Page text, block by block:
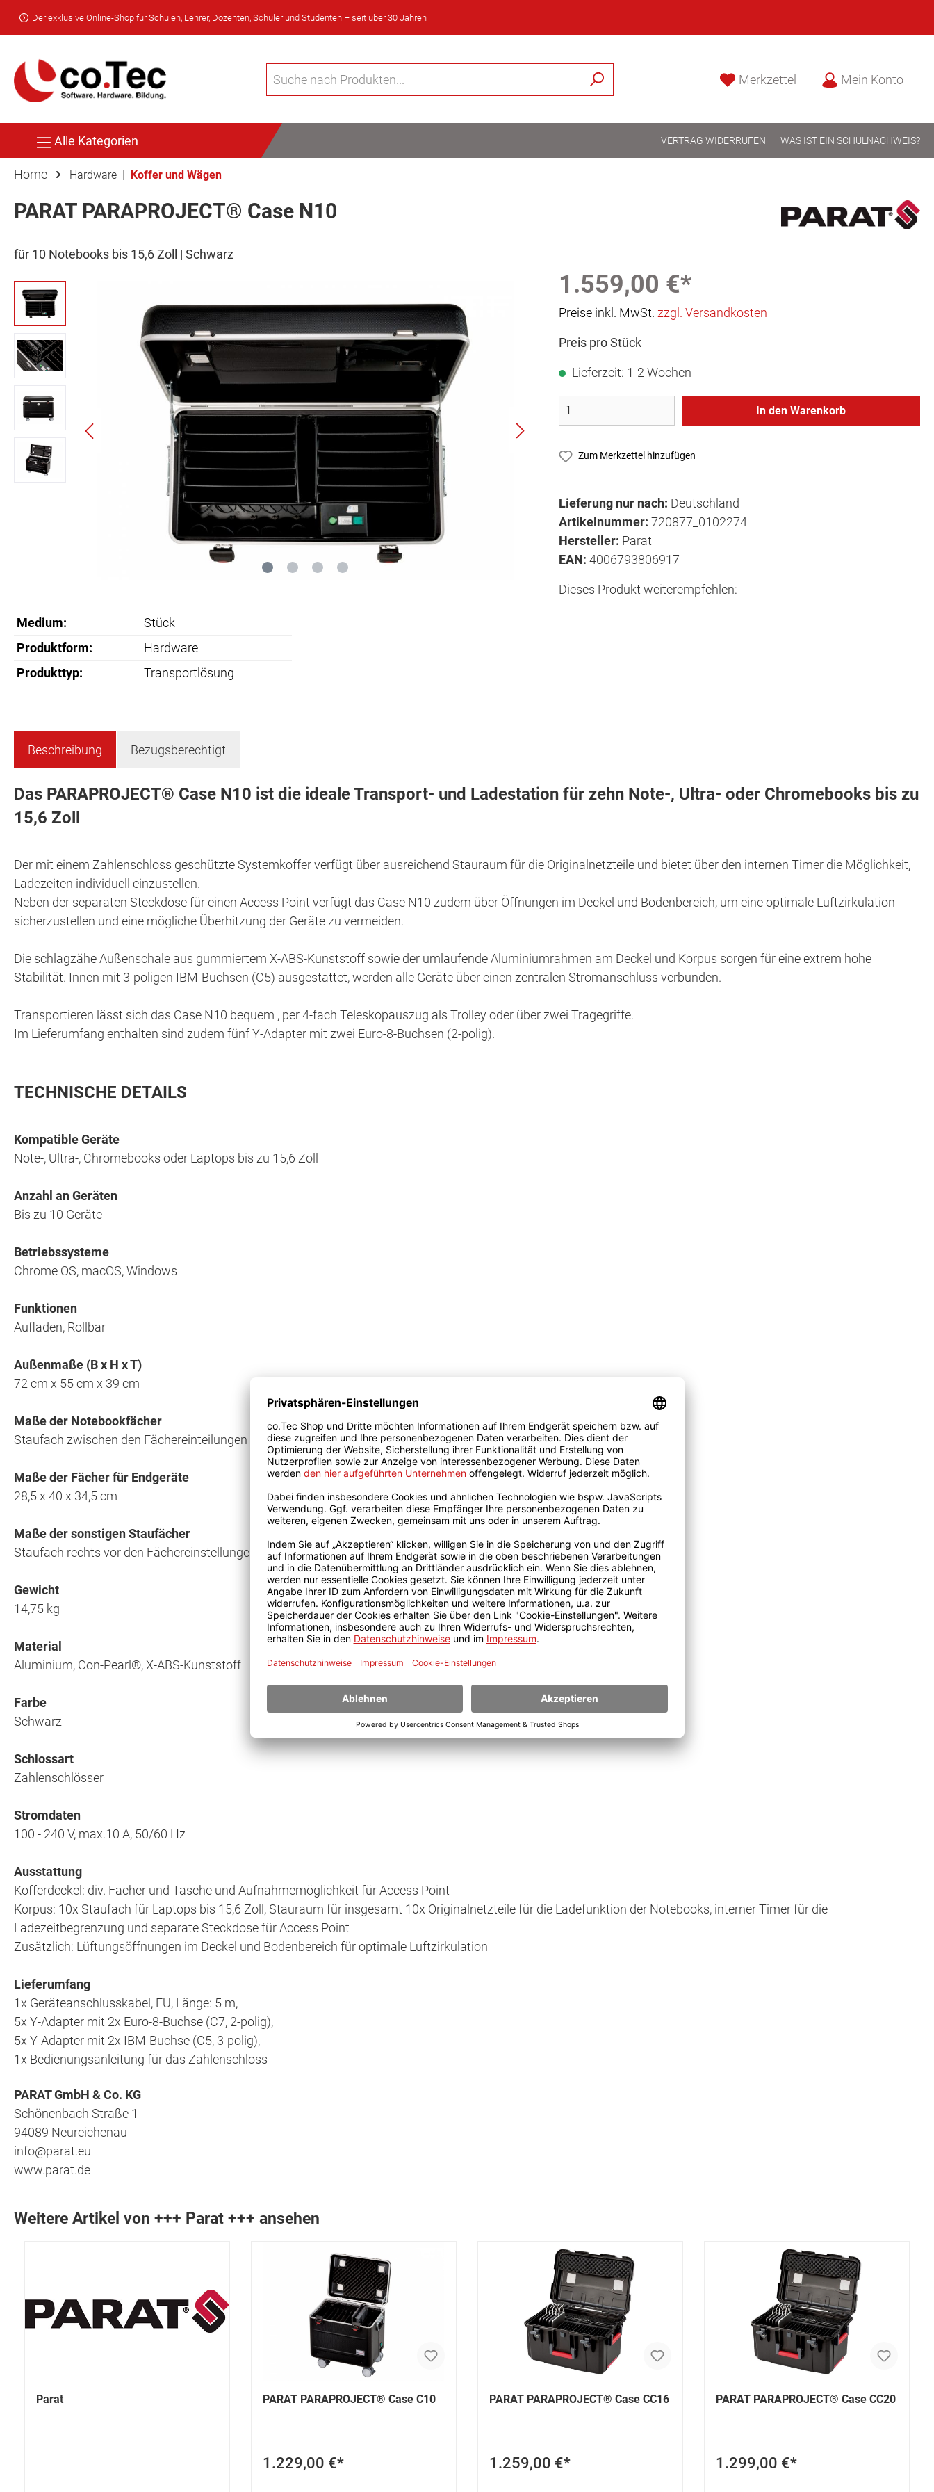
Der exklusive Online-Shop für Schulen, Lehrer, Dozenten, Schüler und Studenten – seit über 30 Jahren
Merkzettel Mein Konto
Alle Kategorien VERTRAG WIDERRUFEN WAS IST EIN SCHULNACHWEIS?
Home Hardware | Koffer und Wägen
PARAT PARAPROJECT® Case N10
für 10 Notebooks bis 15,6 Zoll | Schwarz
Medium:
Stück
Produktform:
Hardware
Produkttyp:
Transportlösung
1.559,00 €*
Preise inkl. MwSt. zzgl. Versandkosten
Preis pro Stück
Lieferzeit: 1-2 Wochen
In den Warenkorb
Zum Merkzettel hinzufügen
Lieferung nur nach: Deutschland
Artikelnummer: 720877_0102274
Hersteller: Parat
EAN: 4006793806917
Dieses Produkt weiterempfehlen:
Beschreibung Bezugsberechtigt
Das PARAPROJECT® Case N10 ist die ideale Transport- und Ladestation für zehn Note-, Ultra- oder Chromebooks bis zu
15,6 Zoll
Der mit einem Zahlenschloss geschützte Systemkoffer verfügt über ausreichend Stauraum für die Originalnetzteile und bietet über den internen Timer die Möglichkeit,
Ladezeiten individuell einzustellen.
Neben der separaten Steckdose für einen Access Point verfügt das Case N10 zudem über Öffnungen im Deckel und Bodenbereich, um eine optimale Luftzirkulation
sicherzustellen und eine mögliche Überhitzung der Geräte zu vermeiden.
Die schlagzähe Außenschale aus gummiertem X-ABS-Kunststoff sowie der umlaufende Aluminiumrahmen am Deckel und Korpus sorgen für eine extrem hohe
Stabilität. Innen mit 3-poligen IBM-Buchsen (C5) ausgestattet, werden alle Geräte über einen zentralen Stromanschluss verbunden.
Transportieren lässt sich das Case N10 bequem , per 4-fach Teleskopauszug als Trolley oder über zwei Tragegriffe.
Im Lieferumfang enthalten sind zudem fünf Y-Adapter mit zwei Euro-8-Buchsen (2-polig).
TECHNISCHE DETAILS
Kompatible Geräte
Note-, Ultra-, Chromebooks oder Laptops bis zu 15,6 Zoll
Anzahl an Geräten
Bis zu 10 Geräte
Betriebssysteme
Chrome OS, macOS, Windows
Funktionen
Aufladen, Rollbar
Außenmaße (B x H x T)
72 cm x 55 cm x 39 cm
Maße der Notebookfächer
Staufach zwischen den Fächereinteilungen für Notebooks (4,5 x 22 x 26 cm)
Maße der Fächer für Endgeräte
28,5 x 40 x 34,5 cm
Maße der sonstigen Staufächer
Staufach rechts vor den Fächereinstellungen (17 x 80 x 34,5 cm)
Gewicht
14,75 kg
Material
Aluminium, Con-Pearl®, X-ABS-Kunststoff
Farbe
Schwarz
Schlossart
Zahlenschlösser
Stromdaten
100 - 240 V, max.10 A, 50/60 Hz
Ausstattung
Kofferdeckel: div. Facher und Tasche und Aufnahmemöglichkeit für Access Point
Korpus: 10x Staufach für Laptops bis 15,6 Zoll, Stauraum für insgesamt 10x Originalnetzteile für die Ladefunktion der Notebooks, interner Timer für die
Ladezeitbegrenzung und separate Steckdose für Access Point
Zusätzlich: Lüftungsöffnungen im Deckel und Bodenbereich für optimale Luftzirkulation
Lieferumfang
1x Geräteanschlusskabel, EU, Länge: 5 m,
5x Y-Adapter mit 2x Euro-8-Buchse (C7, 2-polig),
5x Y-Adapter mit 2x IBM-Buchse (C5, 3-polig),
1x Bedienungsanleitung für das Zahlenschloss
PARAT GmbH & Co. KG
Schönenbach Straße 1
94089 Neureichenau
info@parat.eu
www.parat.de
Weitere Artikel von +++ Parat +++ ansehen
Parat PARAT PARAPROJECT® Case C10
1.229,00 €*
PARAT PARAPROJECT® Case CC16
1.259,00 €*
PARAT PARAPROJECT® Case CC20
1.299,00 €*